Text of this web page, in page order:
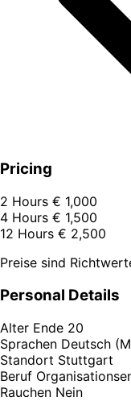
Pricing
2 Hours € 1,000
4 Hours € 1,500
12 Hours € 2,500
Preise sind
Personal Details
Alter Ende 20
Sprachen Deutsch
Standort Stuttgart
Beruf
Rauchen Nein